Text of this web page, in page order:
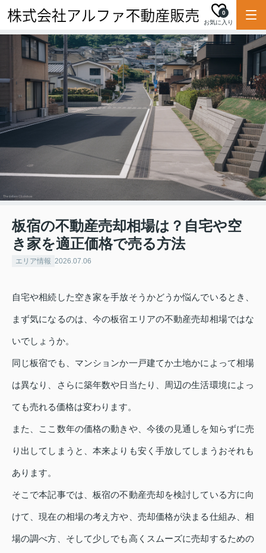
お気に入り
0
板宿の不動産売却相場は？自宅や空
き家を適正価格で売る方法
エリア情報 2026.07.06
自宅や相続した空き家を手放そうかどうか悩んでいるとき、
まず気になるのは、今の板宿エリアの不動産売却相場ではな
いでしょうか。
同じ板宿でも、マンションか一戸建てか土地かによって相場
は異なり、さらに築年数や日当たり、周辺の生活環境によっ
ても売れる価格は変わります。
また、ここ数年の価格の動きや、今後の見通しを知らずに売
り出してしまうと、本来よりも安く手放してしまうおそれも
あります。
そこで本記事では、板宿の不動産売却を検討している方に向
けて、現在の相場の考え方や、売却価格が決まる仕組み、相
場の調べ方、そして少しでも高くスムーズに売却するための